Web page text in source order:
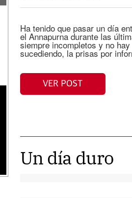
Ha tenido que pasar un día
el Annapurna durante las
siempre incompletos y no
sucediendo, la prisas por
VER POST
Un día duro